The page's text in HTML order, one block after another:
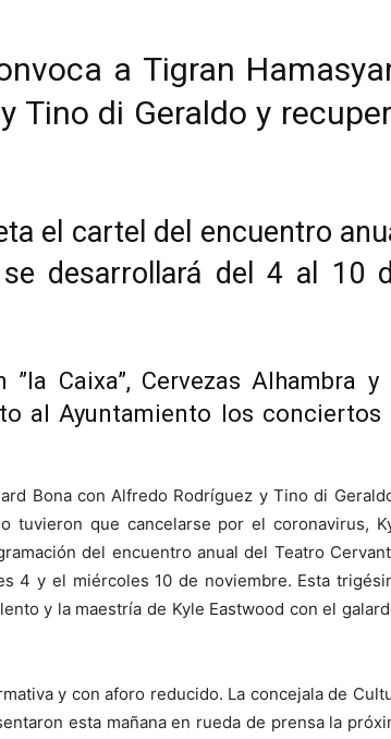
a Tigran
Tino di Geraldo y
el cartel del encuentro
desarrollará del 4 al 10
Caixa”, Cervezas Alhambra y
al Ayuntamiento los conciertos
Bona con Alfredo Rodríguez y Tino di
tuvieron que cancelarse por el coronavirus,
del encuentro anual del Teatro
4 y el miércoles 10 de noviembre. Esta
y la maestría de Kyle Eastwood con el
y con aforo reducido. La concejala de
esta mañana en rueda de prensa la